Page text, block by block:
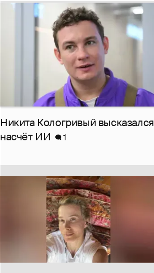
Никита Кологривый высказался
насчёт ИИ
1